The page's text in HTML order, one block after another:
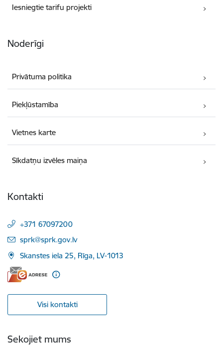
Iesniegtie tarifu projekti
Noderīgi
Privātuma politika
Piekļūstamība
Vietnes karte
Sīkdatņu izvēles maiņa
Kontakti
+371 67097200
E-pasts:
sprk@sprk.gov.lv
Skanstes iela 25, Rīga, LV-1013
Visi kontakti
Sekojiet mums